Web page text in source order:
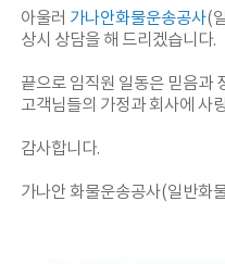
아울러 가나안화물운송공사(
상시 상담을 해 드리겠습니
끝으로 임직원 일동은 믿음과
고객님들의 가정과 회사에 사
감사합니다.
가나안 화물운송공사(일반화